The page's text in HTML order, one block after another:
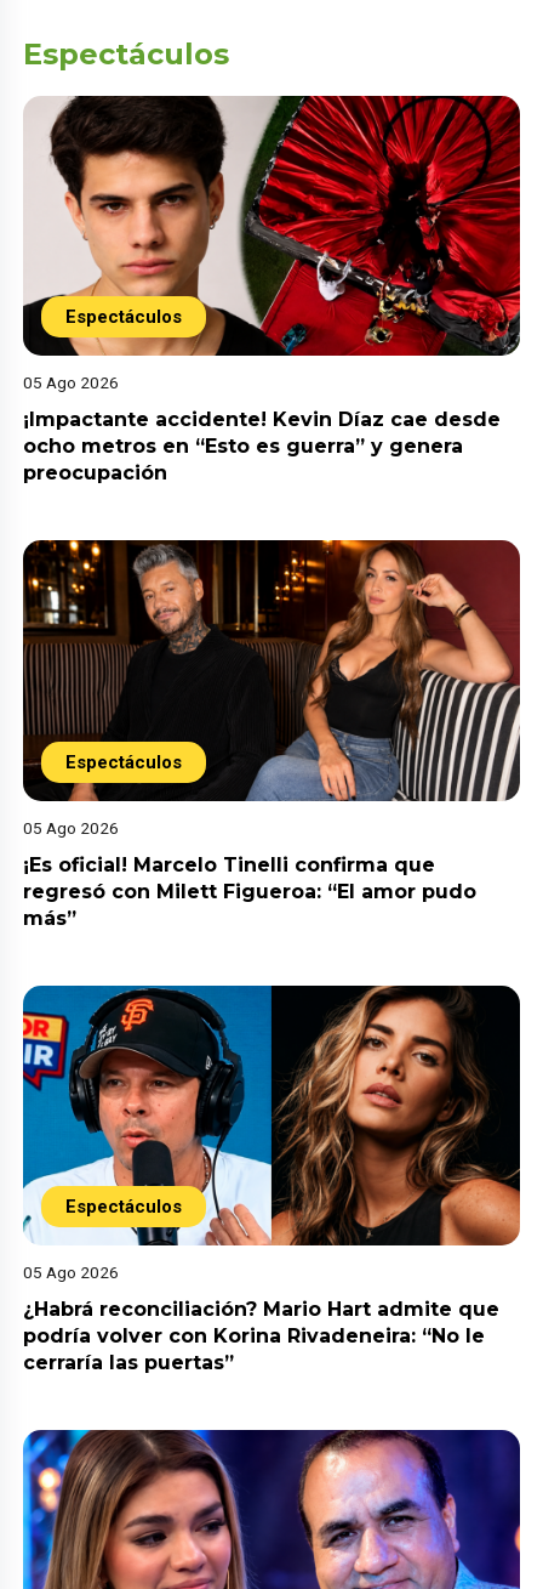
Espectáculos
Espectáculos
05 Ago 2026
¡Impactante accidente! Kevin Díaz cae desde
ocho metros en “Esto es guerra” y genera
preocupación
Espectáculos
05 Ago 2026
¡Es oficial! Marcelo Tinelli confirma que
regresó con Milett Figueroa: “El amor pudo
más”
Espectáculos
05 Ago 2026
¿Habrá reconciliación? Mario Hart admite que
podría volver con Korina Rivadeneira: “No le
cerraría las puertas”